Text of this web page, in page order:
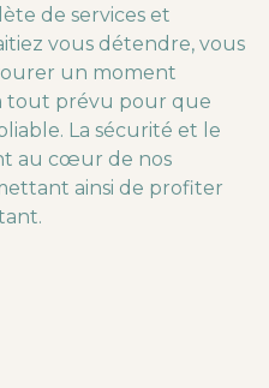
de services et
vous détendre, vous
un moment
tout prévu pour que
La sécurité et le
au cœur de nos
ainsi de profiter